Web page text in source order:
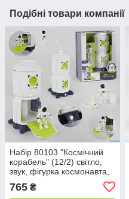
Подібні товари компанії
Набір 80103 "Космічний
корабель" (12/2) світло,
звук, фігурка космонавта,
765 ₴